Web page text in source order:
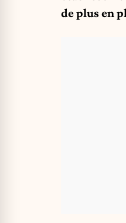
de plus en